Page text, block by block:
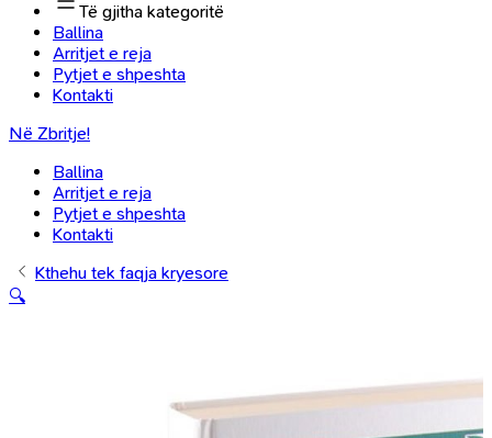
Të gjitha kategoritë
Ballina
Arritjet e reja
Pytjet e shpeshta
Kontakti
Në Zbritje!
Ballina
Arritjet e reja
Pytjet e shpeshta
Kontakti
Kthehu tek faqja kryesore
🔍